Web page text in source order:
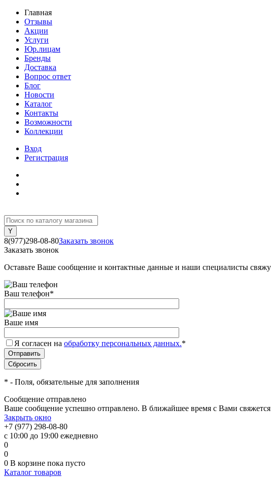
Главная
Отзывы
Акции
Услуги
Юр.лицам
Бренды
Доставка
Вопрос ответ
Блог
Новости
Каталог
Контакты
Возможности
Коллекции
Вход
Регистрация
8(977)298-08-80Заказать звонок
Заказать звонок
Оставьте Ваше сообщение и контактные данные и наши специалисты
Ваш телефон*
Ваше имя
Я согласен на обработку персональных данных.*
* - Поля, обязательные для заполнения
Сообщение отправлено
Ваше сообщение успешно отправлено. В ближайшее время с Вами
Закрыть окно
+7 (977) 298-08-80
с 10:00 до 19:00 ежедневно
0
0
0 В корзине пока пусто
Каталог товаров